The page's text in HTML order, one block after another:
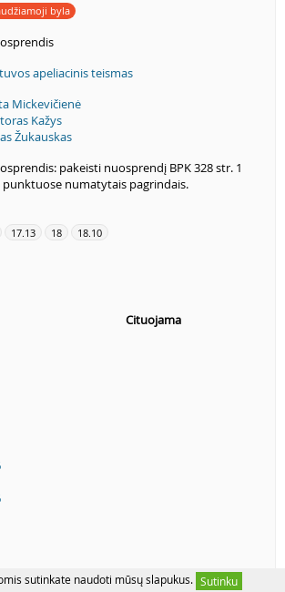
sutinkate naudoti mūsų slapukus. Sutinku
byla
apeliacinis teismas
Mickevičienė
Kažys
Žukauskas
pakeisti nuosprendį BPK 328 str. 1
punktuose numatytais pagrindais.
17.13 18 18.10
Cituojama